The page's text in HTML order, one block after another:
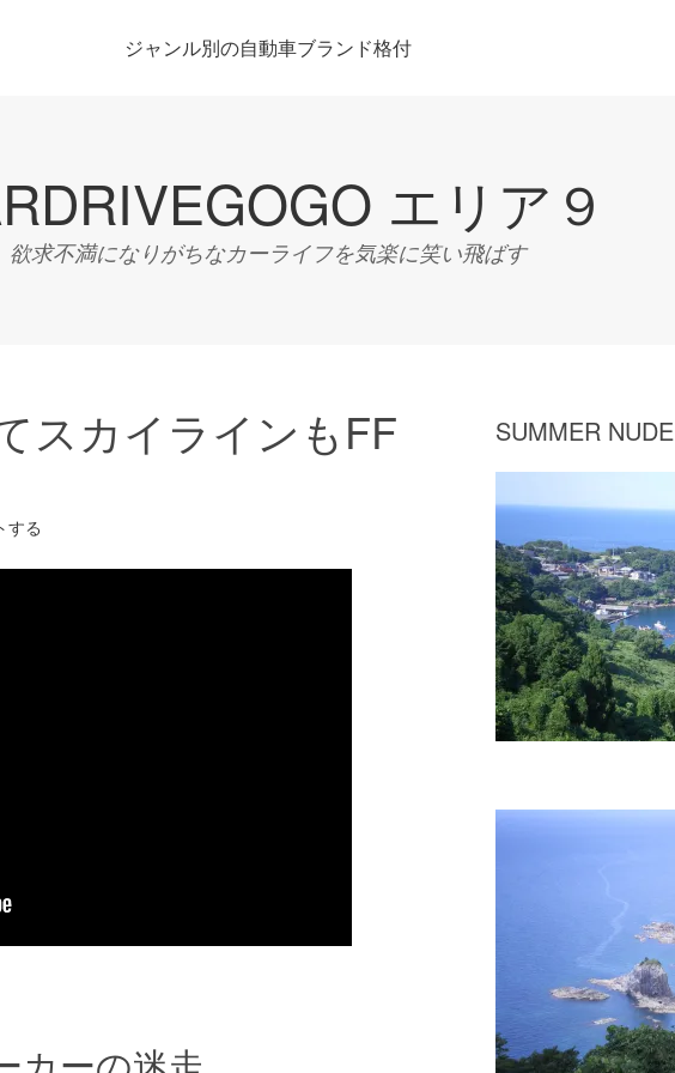
ジャンル別の自動車ブランド格付
エリア９
欲求不満になりがちなカーライフを気楽に笑い飛ばす
スカイラインもFF
する
SUMMER NUDE